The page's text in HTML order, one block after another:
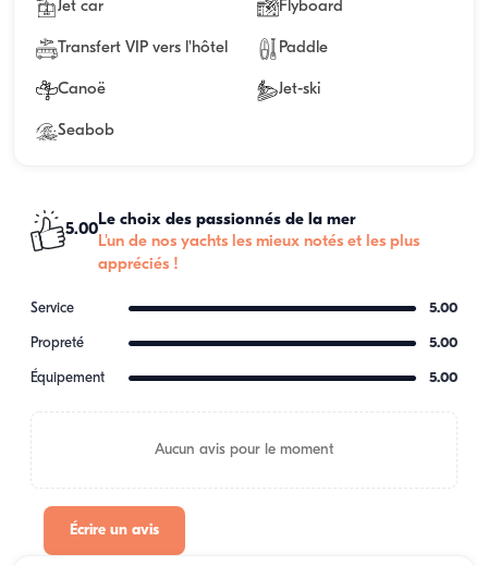
Jet car Flyboard
Transfert VIP vers l'hôtel Paddle
Canoë Jet-ski
Seabob
5.00
Le choix des passionnés de la mer
L'un de nos yachts les mieux notés et les plus
appréciés !
Service 5.00
Propreté 5.00
Équipement 5.00
Aucun avis pour le moment
Écrire un avis